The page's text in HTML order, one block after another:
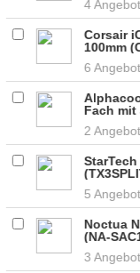
4
Corsair
100mm
6
Fach mit
2
5
Noctua
(NA-
3